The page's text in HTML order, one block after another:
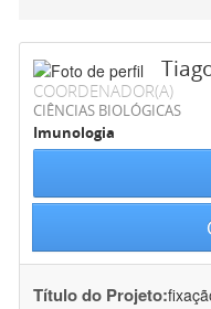
COORDENADOR(A)
CIÊNCIAS BIOLÓGICAS
Imunologia
Título do Projeto: